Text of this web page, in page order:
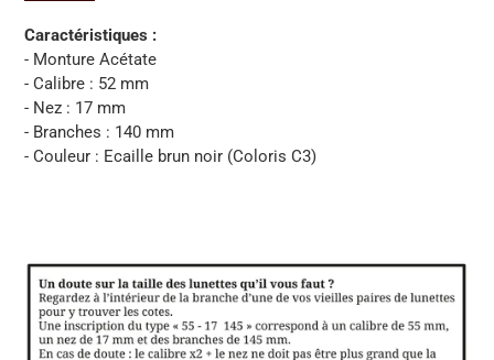
Caractéristiques :
- Monture Acétate
- Calibre : 52 mm
- Nez : 17 mm
- Branches : 140 mm
- Couleur : Ecaille brun noir (Coloris C3)